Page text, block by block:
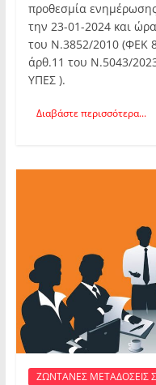
προθεσμία
την 23-01-2024 και
του Ν.3852/2010 (ΦΕΚ
άρθ.11 του Ν.5043/
ΥΠΕΣ ).
Διαβάστε περισσότερα...
ΖΩΝΤΑΝΕΣ ΜΕΤΑΔΟΣΕΙΣ